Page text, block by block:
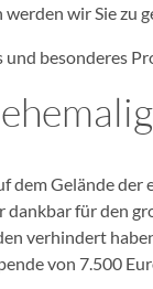
wir Sie zu
besonderes
dem Gelände der
dankbar für den
verhindert
von 7.500